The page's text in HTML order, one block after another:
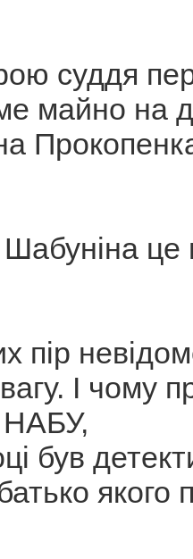
суддя
майно на
це
пір
І чому
був
якого